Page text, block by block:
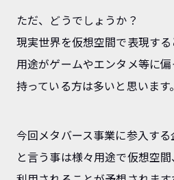
ただ、どうでしょうか？
現実世界を仮想空間で表現す
用途がゲームやエンタメ等に
持っている方は多いと思います。
今回メタバース事業に参入す
と言う事は様々用途で仮想空